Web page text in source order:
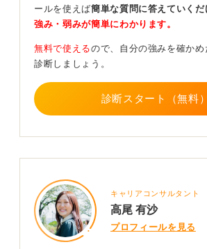
積み重ねである
キャリア理論では、8割くらいの人は別
ら目標があってそこに最短最速でたどり
ではなく、目の前の仕事に対して好奇
という人がほとんどだったりすると言
そのため、好奇心と持続性、楽観性、柔
いう5つの前向きな気持ちを持ち続けな
事に向き合ったら、必然的に自分が望む
のは作れていきます。
ールを使えば簡単な質問に答えていくだ
強み・弱みが簡単にわかります。
無料で使えるので、自分の強みを確か
診断しましょう。
診断スタート（無料）
キャリアコンサルタント
高尾 有沙
プロフィールを見る